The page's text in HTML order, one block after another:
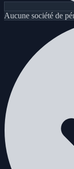
Aucune société de